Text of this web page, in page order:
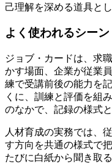
己理解を深める道具と
よく使われるシーン
ジョブ・カードは、求
かす場面、企業が従業
練で受講前後の能力を
くに、訓練と評価を組
のなかで、記録の様式
人材育成の実務では、
す方向を共通の様式で
たびに白紙から聞き取